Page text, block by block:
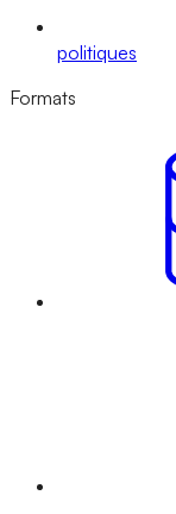
politiques
Formats